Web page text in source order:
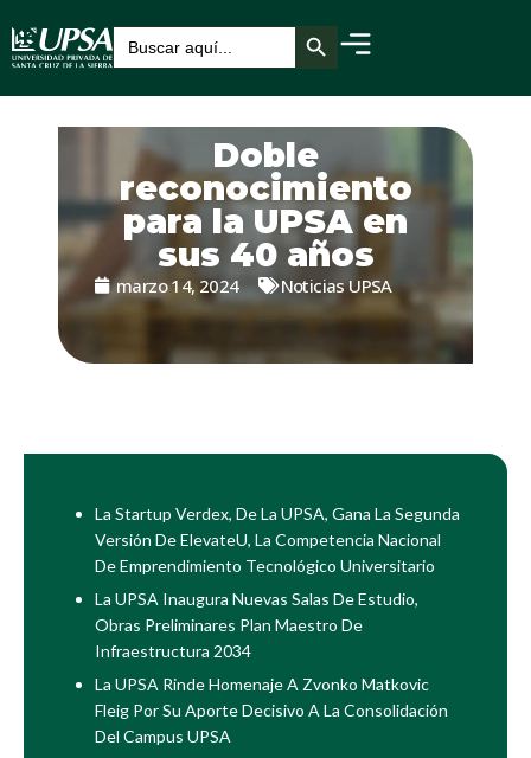
Buscar: Botón de búsqueda
Doble
reconocimiento
para la UPSA en
sus 40 años
marzo 14, 2024 Noticias UPSA
La Startup Verdex, De La UPSA, Gana La Segunda
Versión De ElevateU, La Competencia Nacional
De Emprendimiento Tecnológico Universitario
La UPSA Inaugura Nuevas Salas De Estudio,
Obras Preliminares Plan Maestro De
Infraestructura 2034
La UPSA Rinde Homenaje A Zvonko Matkovic
Fleig Por Su Aporte Decisivo A La Consolidación
Del Campus UPSA